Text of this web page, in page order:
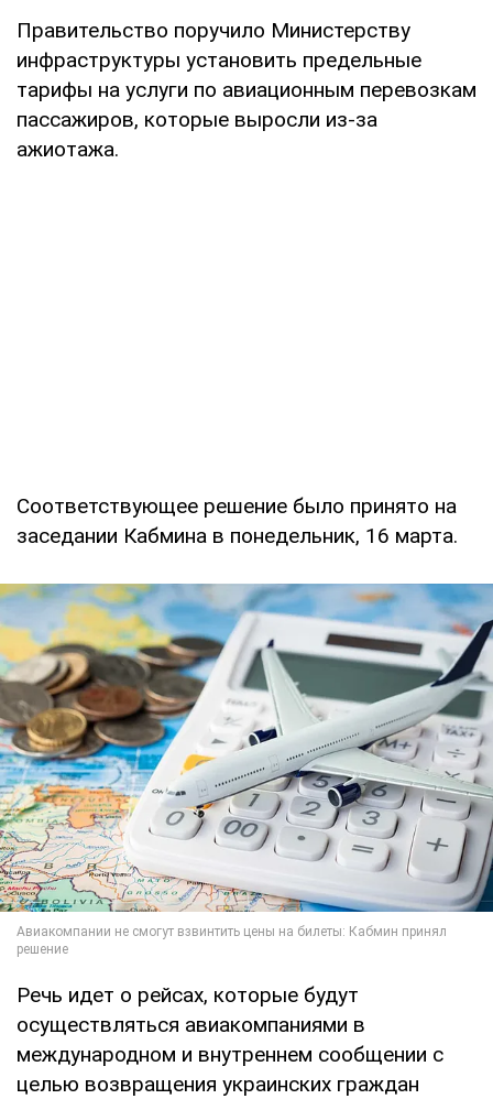
Правительство поручило Министерству
инфраструктуры установить предельные
тарифы на услуги по авиационным перевозкам
пассажиров, которые выросли из-за
ажиотажа.
Соответствующее решение было принято на
заседании Кабмина в понедельник, 16 марта.
Речь идет о рейсах, которые будут
осуществляться авиакомпаниями в
международном и внутреннем сообщении с
целью возвращения украинских граждан